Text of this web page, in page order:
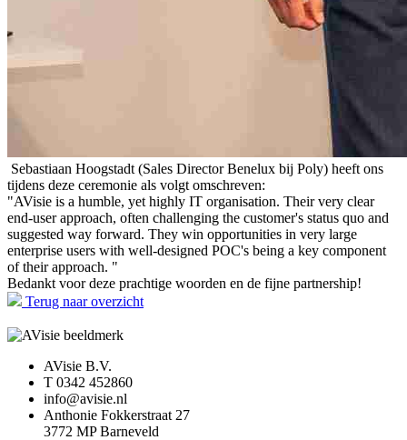
Sebastiaan Hoogstadt (Sales Director Benelux bij Poly) heeft ons
tijdens deze ceremonie als volgt omschreven:
"AVisie is a humble, yet highly IT organisation. Their very clear
end-user approach, often challenging the customer's status quo and
suggested way forward. They win opportunities in very large
enterprise users with well-designed POC's being a key component
of their approach. "
Bedankt voor deze prachtige woorden en de fijne partnership!
Terug naar overzicht
AVisie B.V.
T 0342 452860
info@avisie.nl
Anthonie Fokkerstraat 27
3772 MP Barneveld